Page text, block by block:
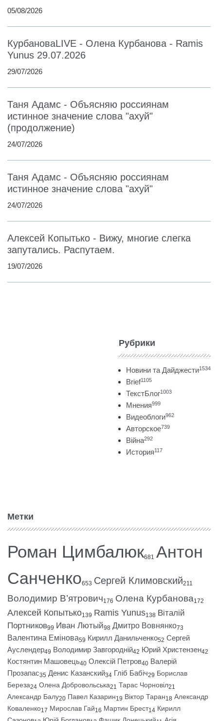
05/08/2026
КурбановаLIVE - Олена Курбанова - Ramis
Yunus 29.07.2026
29/07/2026
Таня Адамс - Объясняю россиянам
истинное значение слова "ахуй"
(продолжение)
24/07/2026
Таня Адамс - Объясняю россиянам
истинное значение слова "ахуй"
24/07/2026
Алексей Копытько - Вижу, многие слегка
запутались. Распутаем.
19/07/2026
Рубрики
Новини та Дайджести1534
Brief1105
ТекстБлог1003
Мнения999
Видеоблоги962
Авторское739
Війна292
История117
Метки
Роман Цимбалюк681 Антон
Санченко653 Сергей Климовский211
Володимир В’ятрович176 Олена Курбанова172
Алексей Копытько139 Ramis Yunus138 Віталій
Портников99 Иван Лютый98 Дмитро Вовнянко73
Валентина Емінова59 Кирилл Данильченко52 Сергей
Ауслендер49 Володимир Завгородній42 Юрий Христензен42
Костянтин Машовець40 Олексій Петров40 Валерій
Прозапас35 Денис Казанский34 Гліб Бабіч29 Борислав
Береза24 Олена Добровольська21 Тарас Чорновіл21
Александр Балу20 Павел Казарин19 Віктор Таран18 Александр
Коваленко17 Мирослав Гай16 Мартин Брест14 Кирилл